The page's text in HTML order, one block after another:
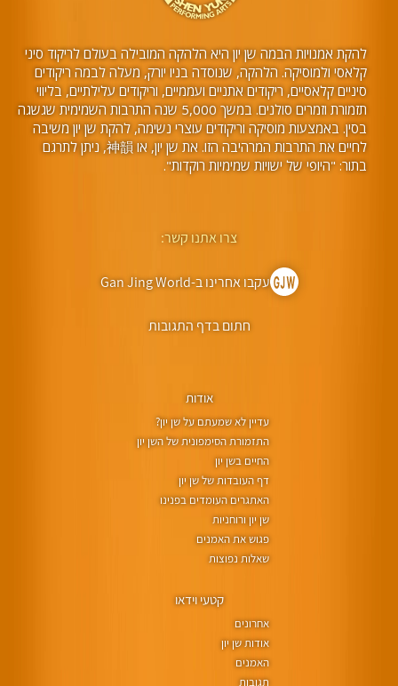
להקת אמנויות הבמה שן יון היא הלהקה המובילה בעולם לריקוד סיני
קלאסי ולמוסיקה. הלהקה, שנוסדה בניו יורק, מעלה לבמה ריקודים
סיניים קלאסיים, ריקודים אתניים ועממיים, וריקודים עלילתיים, בליווי
תזמורת וזמרים סולנים. במשך 5,000 שנה התרבות השמימית שגשגה
בסין. באמצעות מוסיקה וריקודים עוצרי נשימה, להקת שן יון משיבה
לחיים את התרבות המרהיבה הזו. את שן יון, או 神韻, ניתן לתרגם
בתור: "היופי של ישויות שמימיות רוקדות".
אודות
עדיין לא שמעתם על שן יון?
התזמורת הסימפונית של השן יון
החיים בשן יון
דף העובדות של שן יון
האתגרים העומדים בפנינו
שן יון ורוחניות
פגוש את האמנים
שאלות נפוצות
קטעי וידאו
אחרונים
אודות שן יון
האמנים
תגובות
צרו אתנו קשר:
עקבו אחרינו ב-Gan Jing World
חתום בדף התגובות